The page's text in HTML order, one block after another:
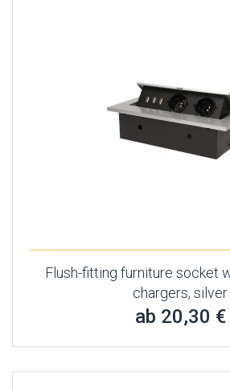
Flush-fitting furniture socket
chargers, silver
ab 20,30 €